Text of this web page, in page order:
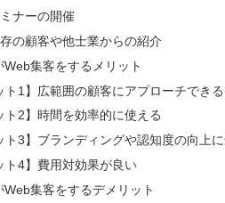
ミナーの開催
存の顧客や他士業からの紹介
集客をするメリット
ト1】広範囲の顧客にアプローチできる
ト2】時間を効率的に使える
ト3】ブランディングや認知度の向上
ト4】費用対効果が良い
集客をするデメリット